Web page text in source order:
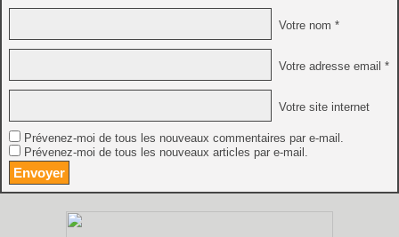
Votre nom *
Votre adresse email *
Votre site internet
Prévenez-moi de tous les nouveaux commentaires par e-mail.
Prévenez-moi de tous les nouveaux articles par e-mail.